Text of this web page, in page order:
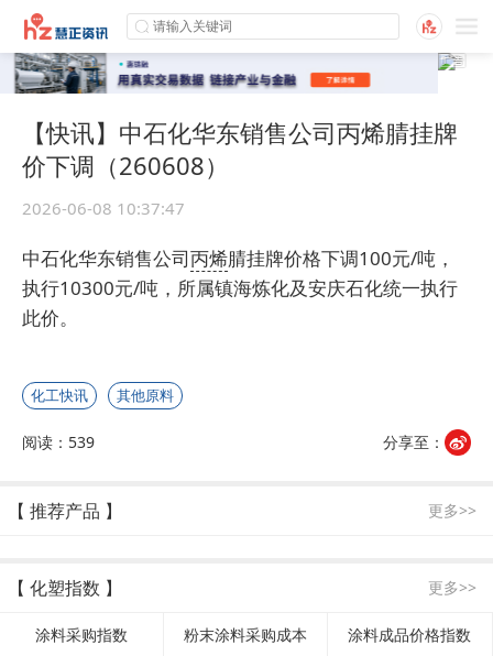
【快讯】中石化华东销售公司丙烯腈挂牌
价下调（260608）
2026-06-08 10:37:47
中石化华东销售公司丙烯腈挂牌价格下调100元/吨，
执行10300元/吨，所属镇海炼化及安庆石化统一执行
此价。
化工快讯 其他原料
阅读：539 分享至：
【 推荐产品 】 更多>>
【 化塑指数 】 更多>>
涂料采购指数 粉末涂料采购成本 涂料成品价格指数